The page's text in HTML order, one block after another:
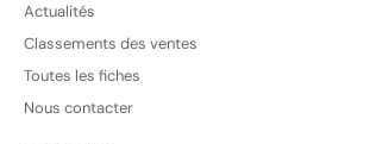
Actualités
Classements des ventes
Toutes les fiches
Nous contacter